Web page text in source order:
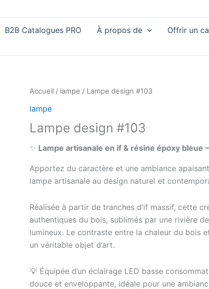
B2B Catalogues PRO À propos de Offrir un
Accueil/ lampe / Lampe design #103
lampe
Lampe design #103
✨ Lampe artisanale en if & résine époxy bleue
Apportez du caractère et une ambiance
lampe artisanale au design naturel et
Réalisée à partir de tranches d’if massif, cette
authentiques du bois, sublimés par une rivière
lumineux. Le contraste entre la chaleur du bois
un véritable objet d’art.
💡 Équipée d’un éclairage LED basse
douce et enveloppante, idéale pour une